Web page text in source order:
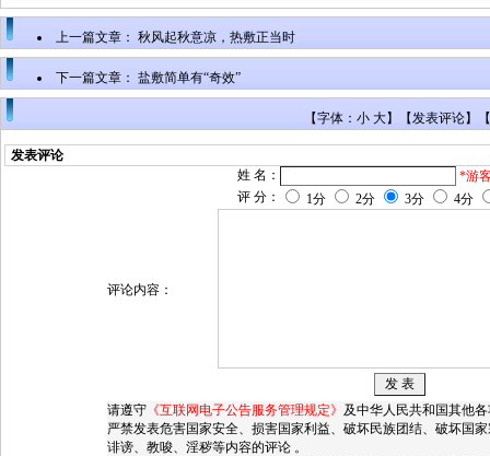
上一篇文章： 秋风起秋意凉，热敷正当时
下一篇文章： 盐敷简单有“奇效”
【字体：小 大】【发表评论】【
发表评论
姓 名：
*游
评 分：
1分 2分 3分 4分
评论内容：
请遵守 《互联网电子公告服务管理规定》 及中华人民共和国其他
严禁发表危害国家安全、损害国家利益、破坏民族团结、破坏国
诽谤、教唆、淫秽等内容的评论 。